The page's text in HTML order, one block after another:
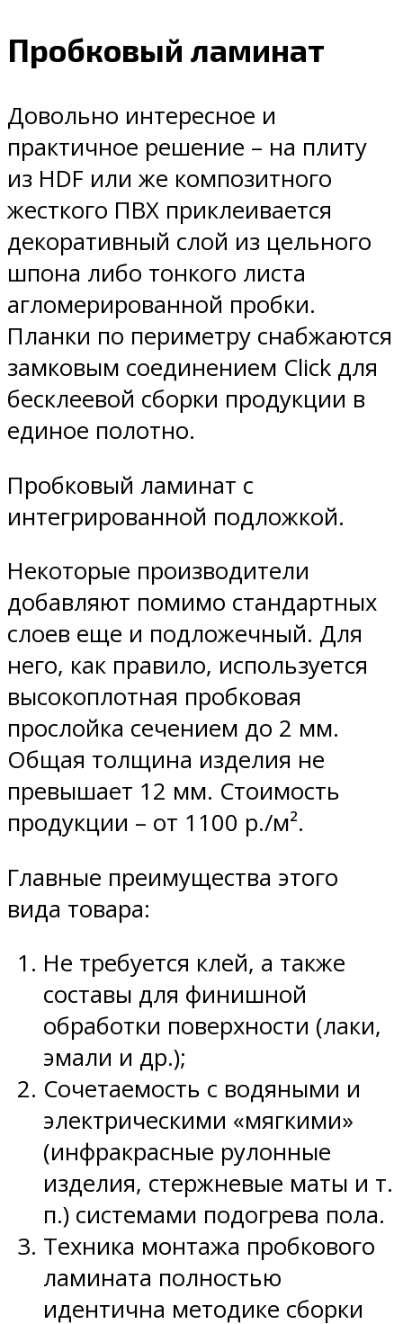
Пробковый ламинат
Довольно интересное и
практичное решение – на плиту
из HDF или же композитного
жесткого ПВХ приклеивается
декоративный слой из цельного
шпона либо тонкого листа
агломерированной пробки.
Планки по периметру снабжаются
замковым соединением Click для
бесклеевой сборки продукции в
единое полотно.
Пробковый ламинат с
интегрированной подложкой.
Некоторые производители
добавляют помимо стандартных
слоев еще и подложечный. Для
него, как правило, используется
высокоплотная пробковая
прослойка сечением до 2 мм.
Общая толщина изделия не
превышает 12 мм. Стоимость
продукции – от 1100 р./м².
Главные преимущества этого
вида товара:
Не требуется клей, а также
составы для финишной
обработки поверхности (лаки,
эмали и др.);
Сочетаемость с водяными и
электрическими «мягкими»
(инфракрасные рулонные
изделия, стержневые маты и т.
п.) системами подогрева пола.
Техника монтажа пробкового
ламината полностью
идентична методике сборки